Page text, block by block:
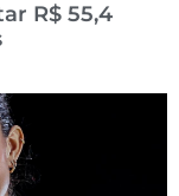
R$ 55,4